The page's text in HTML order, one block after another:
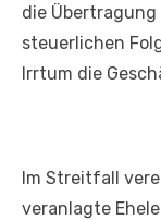
die
steuerlichen
Irrtum die
Im Streitfall
veranlagte